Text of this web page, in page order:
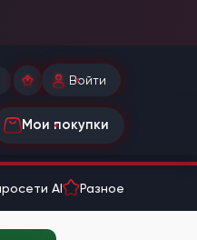
Войти
Мои покупки
AI Разное